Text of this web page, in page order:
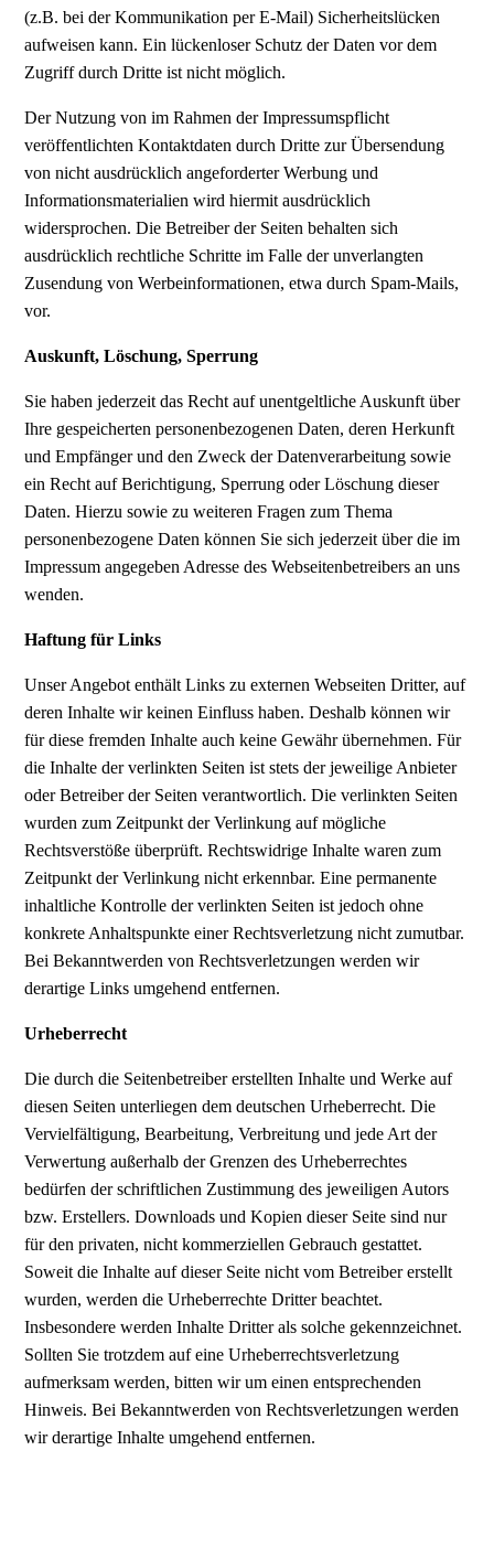
(z.B. bei der Kommunikation per E-Mail) Sicherheitslücken
aufweisen kann. Ein lückenloser Schutz der Daten vor dem
Zugriff durch Dritte ist nicht möglich.
Der Nutzung von im Rahmen der Impressumspflicht
veröffentlichten Kontaktdaten durch Dritte zur Übersendung
von nicht ausdrücklich angeforderter Werbung und
Informationsmaterialien wird hiermit ausdrücklich
widersprochen. Die Betreiber der Seiten behalten sich
ausdrücklich rechtliche Schritte im Falle der unverlangten
Zusendung von Werbeinformationen, etwa durch Spam-Mails,
vor.
Auskunft, Löschung, Sperrung
Sie haben jederzeit das Recht auf unentgeltliche Auskunft über
Ihre gespeicherten personenbezogenen Daten, deren Herkunft
und Empfänger und den Zweck der Datenverarbeitung sowie
ein Recht auf Berichtigung, Sperrung oder Löschung dieser
Daten. Hierzu sowie zu weiteren Fragen zum Thema
personenbezogene Daten können Sie sich jederzeit über die im
Impressum angegeben Adresse des Webseitenbetreibers an uns
wenden.
Haftung für Links
Unser Angebot enthält Links zu externen Webseiten Dritter, auf
deren Inhalte wir keinen Einfluss haben. Deshalb können wir
für diese fremden Inhalte auch keine Gewähr übernehmen. Für
die Inhalte der verlinkten Seiten ist stets der jeweilige Anbieter
oder Betreiber der Seiten verantwortlich. Die verlinkten Seiten
wurden zum Zeitpunkt der Verlinkung auf mögliche
Rechtsverstöße überprüft. Rechtswidrige Inhalte waren zum
Zeitpunkt der Verlinkung nicht erkennbar. Eine permanente
inhaltliche Kontrolle der verlinkten Seiten ist jedoch ohne
konkrete Anhaltspunkte einer Rechtsverletzung nicht zumutbar.
Bei Bekanntwerden von Rechtsverletzungen werden wir
derartige Links umgehend entfernen.
Urheberrecht
Die durch die Seitenbetreiber erstellten Inhalte und Werke auf
diesen Seiten unterliegen dem deutschen Urheberrecht. Die
Vervielfältigung, Bearbeitung, Verbreitung und jede Art der
Verwertung außerhalb der Grenzen des Urheberrechtes
bedürfen der schriftlichen Zustimmung des jeweiligen Autors
bzw. Erstellers. Downloads und Kopien dieser Seite sind nur
für den privaten, nicht kommerziellen Gebrauch gestattet.
Soweit die Inhalte auf dieser Seite nicht vom Betreiber erstellt
wurden, werden die Urheberrechte Dritter beachtet.
Insbesondere werden Inhalte Dritter als solche gekennzeichnet.
Sollten Sie trotzdem auf eine Urheberrechtsverletzung
aufmerksam werden, bitten wir um einen entsprechenden
Hinweis. Bei Bekanntwerden von Rechtsverletzungen werden
wir derartige Inhalte umgehend entfernen.